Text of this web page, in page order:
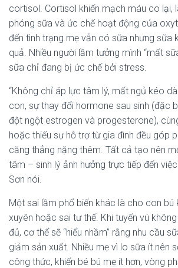
cortisol. Cortisol khiến mạch máu co lại,
phóng sữa và ức chế hoạt động của
đến tình trạng mẹ vẫn có sữa nhưng sữa
quả. Nhiều người lầm tưởng mình “mất
sữa chỉ đang bị ức chế bởi stress.
“Không chỉ áp lực tâm lý, mất ngủ kéo
con, sự thay đổi hormone sau sinh (đặc
đột ngột estrogen và progesterone),
hoặc thiếu sự hỗ trợ từ gia đình đều góp
căng thẳng nặng thêm. Tất cả tạo nên
tâm – sinh lý ảnh hưởng trực tiếp đến
Sơn nói.
Một sai lầm phổ biến khác là cho con bú
xuyên hoặc sai tư thế. Khi tuyến vú
đủ, cơ thể sẽ “hiểu nhầm” rằng nhu cầu
giảm sản xuất. Nhiều mẹ vì lo sữa ít nên
công thức, khiến bé bú mẹ ít hơn, vòng